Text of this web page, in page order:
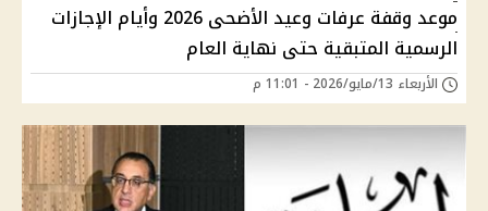
موعد وقفة عرفات وعيد الأضحى 2026 وأيام الإجازات
الرسمية المتبقية حتى نهاية العام
الأربعاء 13/مايو/2026 - 11:01 م